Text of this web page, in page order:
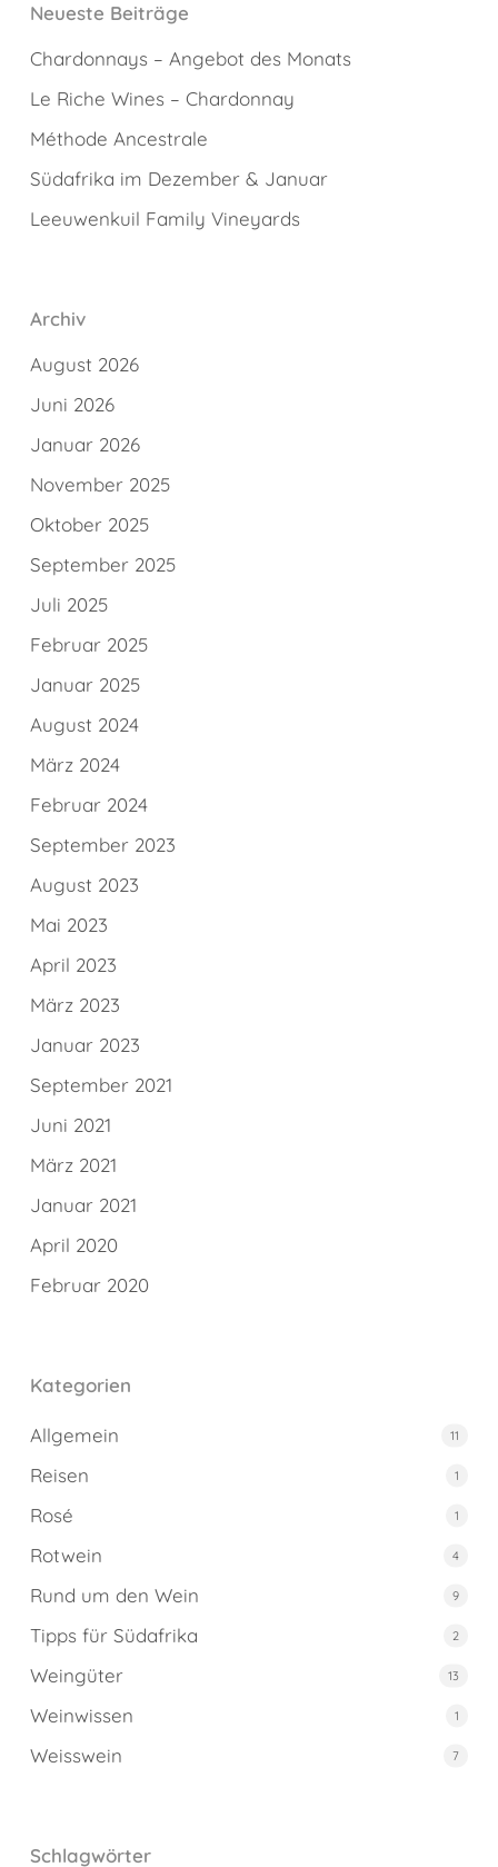
Neueste Beiträge
Chardonnays – Angebot des Monats
Le Riche Wines – Chardonnay
Méthode Ancestrale
Südafrika im Dezember & Januar
Leeuwenkuil Family Vineyards
Archiv
August 2026
Juni 2026
Januar 2026
November 2025
Oktober 2025
September 2025
Juli 2025
Februar 2025
Januar 2025
August 2024
März 2024
Februar 2024
September 2023
August 2023
Mai 2023
April 2023
März 2023
Januar 2023
September 2021
Juni 2021
März 2021
Januar 2021
April 2020
Februar 2020
Kategorien
Allgemein 11
Reisen 1
Rosé 1
Rotwein 4
Rund um den Wein 9
Tipps für Südafrika 2
Weingüter 13
Weinwissen 1
Weisswein 7
Schlagwörter